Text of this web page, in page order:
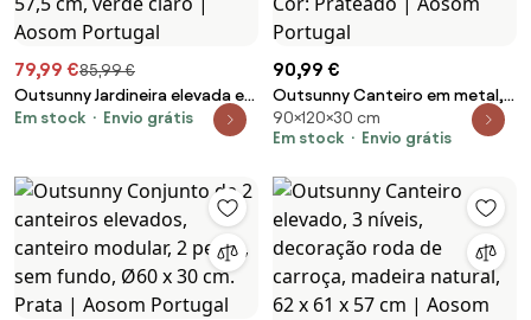
79,99 €85,99 €
Outsunny Jardineira elevada em
aço galvanizado, canteiro com
Portugal
Em stock Envio grátis
90,99 €
Outsunny Canteiro em metal, 2
níveis, resistente às
intempéries, fundo aberto, 120
Aosom Portugal
90×120×30 cm
Em stock
Envio grátis